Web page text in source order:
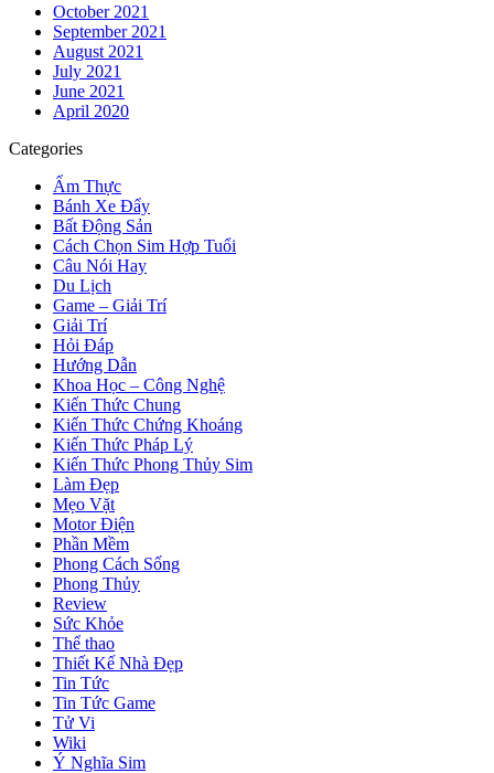
October 2021
September 2021
August 2021
July 2021
June 2021
April 2020
Categories
Ẩm Thực
Bánh Xe Đẩy
Bất Động Sản
Cách Chọn Sim Hợp Tuổi
Câu Nói Hay
Du Lịch
Game – Giải Trí
Giải Trí
Hỏi Đáp
Hướng Dẫn
Khoa Học – Công Nghệ
Kiến Thức Chung
Kiến Thức Chứng Khoáng
Kiến Thức Pháp Lý
Kiến Thức Phong Thủy Sim
Làm Đẹp
Mẹo Vặt
Motor Điện
Phần Mềm
Phong Cách Sống
Phong Thủy
Review
Sức Khỏe
Thể thao
Thiết Kế Nhà Đẹp
Tin Tức
Tin Tức Game
Tử Vi
Wiki
Ý Nghĩa Sim